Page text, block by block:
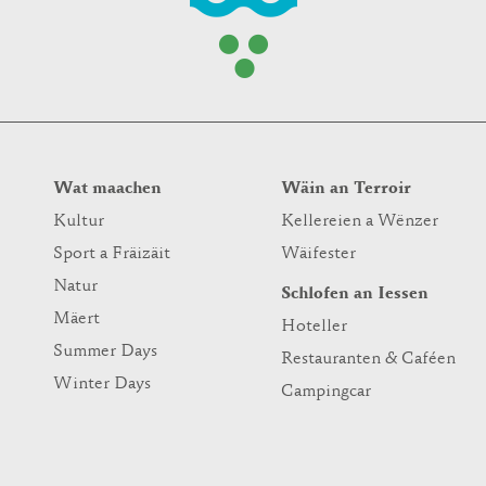
Wat maachen
Kultur
Sport a Fräizäit
Natur
Mäert
Summer Days
Winter Days
Wäin an Terroir
Kellereien a Wënzer
Wäifester
Schlofen an Iessen
Hoteller
Restauranten & Caféen
Campingcar